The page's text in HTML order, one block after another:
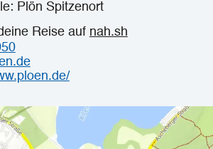
Plön Spitzenort
Reise auf nah.sh